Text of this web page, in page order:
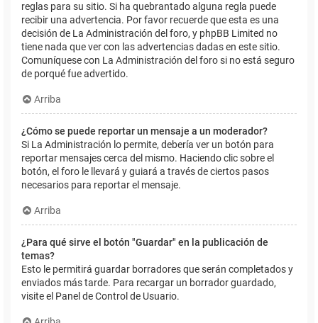
reglas para su sitio. Si ha quebrantado alguna regla puede
recibir una advertencia. Por favor recuerde que esta es una
decisión de La Administración del foro, y phpBB Limited no
tiene nada que ver con las advertencias dadas en este sitio.
Comuníquese con La Administración del foro si no está seguro
de porqué fue advertido.
Arriba
¿Cómo se puede reportar un mensaje a un moderador?
Si La Administración lo permite, debería ver un botón para
reportar mensajes cerca del mismo. Haciendo clic sobre el
botón, el foro le llevará y guiará a través de ciertos pasos
necesarios para reportar el mensaje.
Arriba
¿Para qué sirve el botón "Guardar" en la publicación de
temas?
Esto le permitirá guardar borradores que serán completados y
enviados más tarde. Para recargar un borrador guardado,
visite el Panel de Control de Usuario.